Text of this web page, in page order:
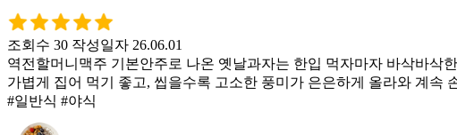
조회수 30 작성일자 26.06.01
역전할머니맥주 기본안주로 나온 옛날과자는 한입 먹자마자 바삭바삭
가볍게 집어 먹기 좋고, 씹을수록 고소한 풍미가 은은하게 올라와 계속
#일반식 #야식